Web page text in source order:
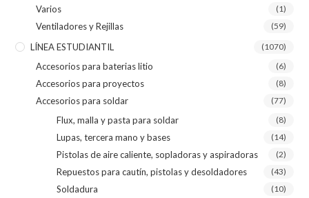
Varios (1)
Ventiladores y Rejillas (59)
LÍNEA ESTUDIANTIL (1070)
Accesorios para baterias litio (6)
Accesorios para proyectos (8)
Accesorios para soldar (77)
Flux, malla y pasta para soldar (8)
Lupas, tercera mano y bases (14)
Pistolas de aire caliente, sopladoras y aspiradoras (2)
Repuestos para cautín, pistolas y desoldadores (43)
Soldadura (10)